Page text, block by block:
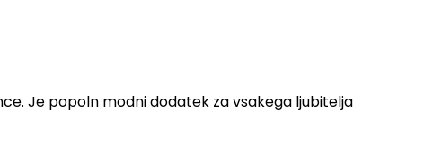
Je popoln modni dodatek za vsakega ljubitelja